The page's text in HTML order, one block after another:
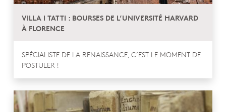
VILLA I TATTI : BOURSES DE L’UNIVERSITÉ HARVARD
À FLORENCE
SPÉCIALISTE DE LA RENAISSANCE, C’EST LE MOMENT DE
POSTULER !